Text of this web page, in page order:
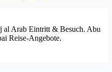
al Arab Eintritt & Besuch. Abu
Reise-Angebote.